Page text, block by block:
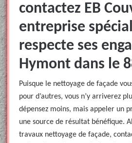
contactez EB
entreprise
respecte ses
Hymont dans le
Puisque le nettoyage de façade
pour d’autres, vous n’y arriverez
dépensez moins, mais appeler un
une source de résultat bénéfique.
travaux nettoyage de façade,